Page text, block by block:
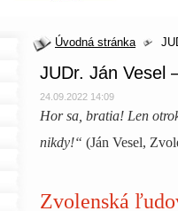
Úvodná stránka
JUDr. Ján Vesel
24.09.2022 14:09
Hor sa, bratia! Len
nikdy!“ (Ján Vesel,
Zvolenská